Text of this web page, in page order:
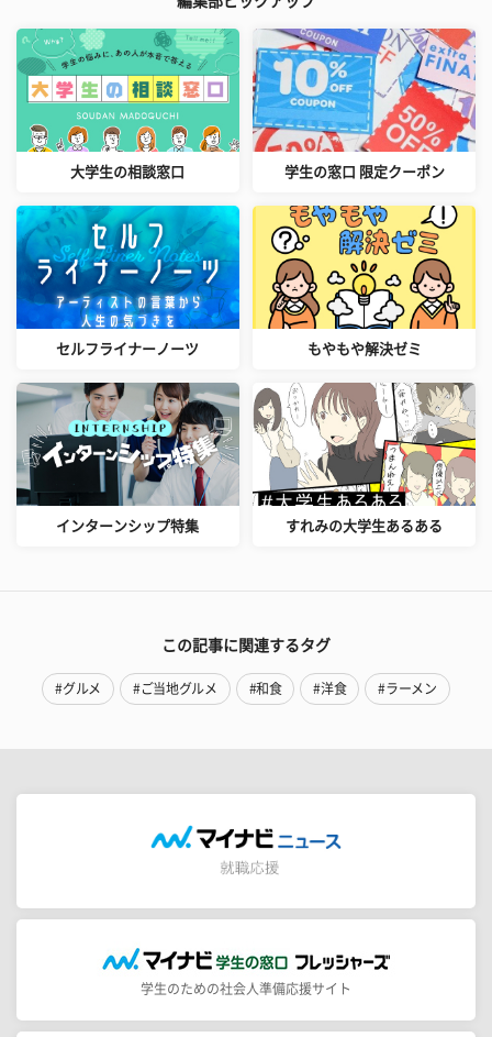
大学生の相談窓口 学生の窓口 限定クーポン
セルフライナーノーツ もやもや解決ゼミ
インターンシップ特集 すれみの大学生あるある
この記事に関連するタグ
#グルメ #ご当地グルメ #和食 #洋食 #ラーメン
学生のための社会人準備応援サイト